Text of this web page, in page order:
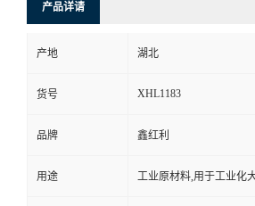
产品详请
产地 湖北
货号 XHL1183
品牌 鑫红利
用途 工业原材料,用于工业化